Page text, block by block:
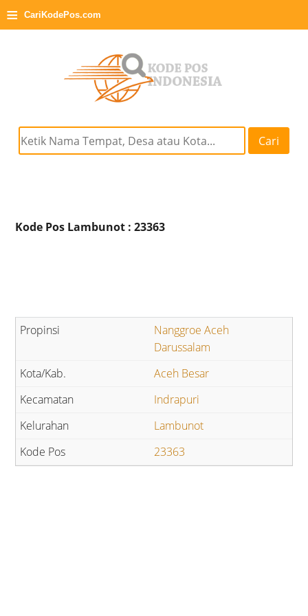
≡ CariKodePos.com
Cari
Kode Pos Lambunot : 23363
Nanggroe Aceh
Darussalam
Aceh Besar
Indrapuri
Lambunot
23363